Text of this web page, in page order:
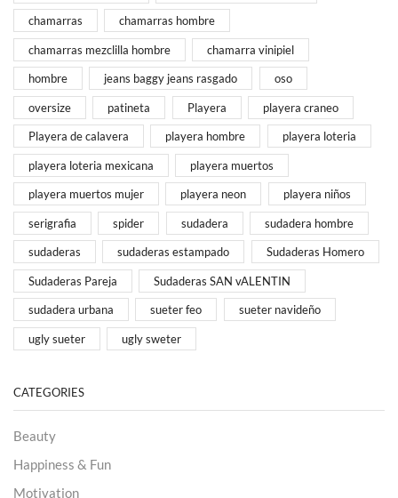
chamarras chamarras hombre
chamarras mezclilla hombre chamarra vinipiel
hombre jeans baggy jeans rasgado oso
oversize patineta Playera playera craneo
Playera de calavera playera hombre playera loteria
playera loteria mexicana playera muertos
playera muertos mujer playera neon playera niños
serigrafia spider sudadera sudadera hombre
sudaderas sudaderas estampado Sudaderas Homero
Sudaderas Pareja Sudaderas SAN vALENTIN
sudadera urbana sueter feo sueter navideño
ugly sueter ugly sweter
CATEGORIES
Beauty
Happiness & Fun
Motivation